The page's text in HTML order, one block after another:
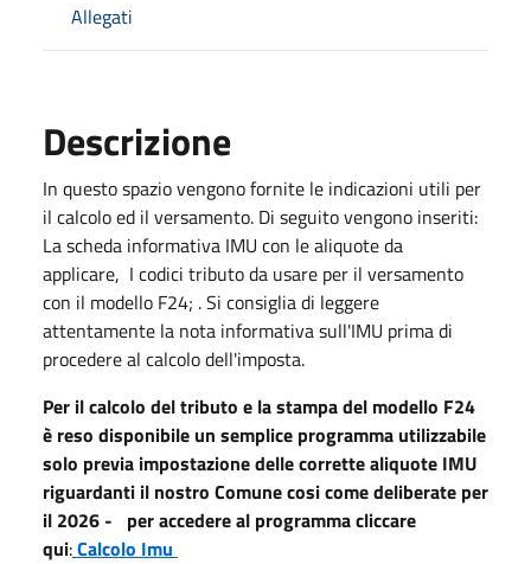
Allegati
Descrizione
In questo spazio vengono fornite le indicazioni utili per
il calcolo ed il versamento. Di seguito vengono inseriti:
La scheda informativa IMU con le aliquote da
applicare, I codici tributo da usare per il versamento
con il modello F24; . Si consiglia di leggere
attentamente la nota informativa sull'IMU prima di
procedere al calcolo dell'imposta.
Per il calcolo del tributo e la stampa del modello F24
è reso disponibile un semplice programma utilizzabile
solo previa impostazione delle corrette aliquote IMU
riguardanti il nostro Comune cosi come deliberate per
il 2026 - per accedere al programma cliccare
qui:Calcolo Imu